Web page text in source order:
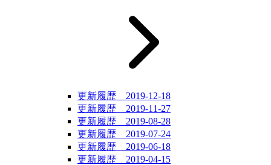
更新履歴 2019-12-18
更新履歴 2019-11-27
更新履歴 2019-08-28
更新履歴 2019-07-24
更新履歴 2019-06-18
更新履歴 2019-04-15